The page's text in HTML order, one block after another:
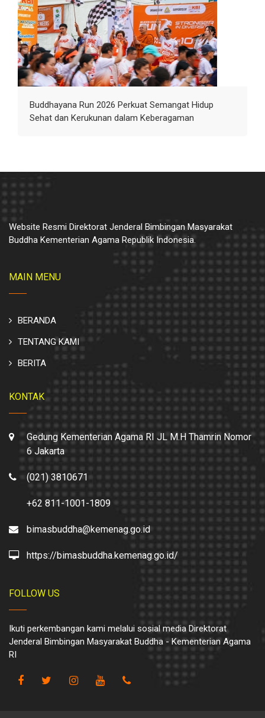
Buddhayana Run 2026 Perkuat Semangat Hidup
Sehat dan Kerukunan dalam Keberagaman
Website Resmi Direktorat Jenderal Bimbingan Masyarakat
Buddha Kementerian Agama Republik Indonesia.
MAIN MENU
BERANDA
TENTANG KAMI
BERITA
KONTAK
Gedung Kementerian Agama RI JL M.H Thamrin Nomor
6 Jakarta
(021) 3810671
+62 811-1001-1809
bimasbuddha@kemenag.go.id
https://bimasbuddha.kemenag.go.id/
FOLLOW US
Ikuti perkembangan kami melalui sosial media Direktorat
Jenderal Bimbingan Masyarakat Buddha - Kementerian Agama
RI